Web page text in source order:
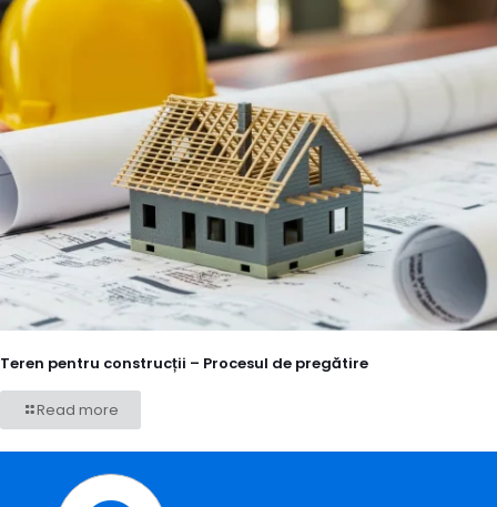
Teren pentru construcții – Procesul de pregătire
Read more